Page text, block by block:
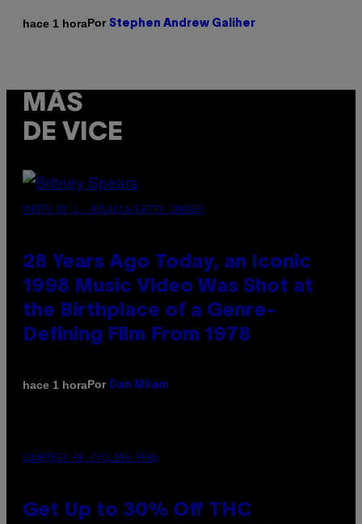
hace 1 horaPor Stephen Andrew Galiher
MÁS
DE VICE
PHOTO BY L. BUSACCA/GETTY IMAGES
28 Years Ago Today, an Iconic
1998 Music Video Was Shot at
the Birthplace of a Genre-
Defining Film From 1978
hace 1 horaPor Dan Milam
COURTESY OF CYCLING FROG
Get Up to 30% Off THC